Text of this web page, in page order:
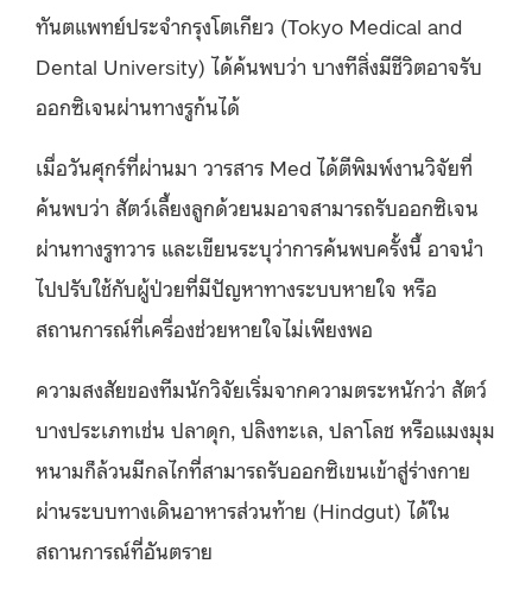
ทันตแพทย์ประจำกรุงโตเกียว (Tokyo Medical and
Dental University) ได้ค้นพบว่า บางทีสิ่งมีชีวิตอาจรับ
ออกซิเจนผ่านทางรูก้นได้
เมื่อวันศุกร์ที่ผ่านมา วารสาร Med ได้ตีพิมพ์งานวิจัยที่
ค้นพบว่า สัตว์เลี้ยงลูกด้วยนมอาจสามารถรับออกซิเจน
ผ่านทางรูทวาร และเขียนระบุว่าการค้นพบครั้งนี้ อาจนำ
ไปปรับใช้กับผู้ป่วยที่มีปัญหาทางระบบหายใจ หรือ
สถานการณ์ที่เครื่องช่วยหายใจไม่เพียงพอ
ความสงสัยของทีมนักวิจัยเริ่มจากความตระหนักว่า สัตว์
บางประเภทเช่น ปลาดุก, ปลิงทะเล, ปลาโลช หรือแมงมุม
หนามก็ล้วนมีกลไกที่สามารถรับออกซิเขนเข้าสู่ร่างกาย
ผ่านระบบทางเดินอาหารส่วนท้าย (Hindgut) ได้ใน
สถานการณ์ที่อันตราย